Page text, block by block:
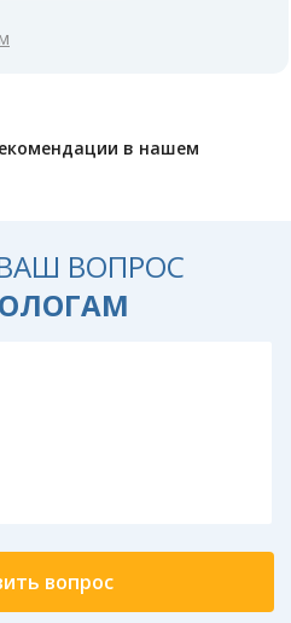
в нашем
ВОПРОС